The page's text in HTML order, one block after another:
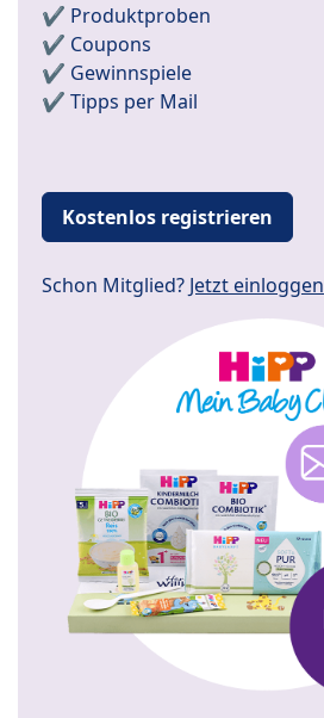
✔️ Produktproben
✔️ Coupons
✔️ Gewinnspiele
✔️ Tipps per Mail
Kostenlos registrieren
Schon Mitglied? Jetzt einloggen